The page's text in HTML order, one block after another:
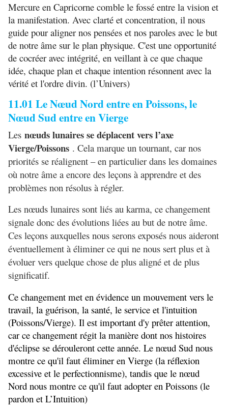
Mercure en Capricorne comble le fossé entre la vision et
la manifestation. Avec clarté et concentration, il nous
guide pour aligner nos pensées et nos paroles avec le but
de notre âme sur le plan physique. C'est une opportunité
de cocréer avec intégrité, en veillant à ce que chaque
idée, chaque plan et chaque intention résonnent avec la
vérité et l'ordre divin. (l’Univers)
11.01Le Nœud Nord entre en Poissons, le
Nœud Sud entre en Vierge
Les nœuds lunaires se déplacent vers l’axe
Vierge/Poissons . Cela marque un tournant, car nos
priorités se réalignent –en particulier dans les domaines
où notre âme a encore des leçons à apprendre et des
problèmes non résolus à régler.
Les nœuds lunaires sont liés au karma, ce changement
signale donc des évolutions liées au but de notre âme.
Ces leçons auxquelles nous serons exposés nous aideront
éventuellement à éliminer ce qui ne nous sert plus et à
évoluer vers quelque chose de plus aligné et de plus
significatif.
Ce changement met en évidence un mouvement vers le
travail, la guérison, la santé, le service et l'intuition
(Poissons/Vierge). Il est important d'y prêter attention,
car ce changement régit la manière dont nos histoires
d'éclipse se dérouleront cette année. Le nœud Sud nous
montre ce qu'il faut éliminer en Vierge (la réflexion
excessive et le perfectionnisme), tandis que le nœud
Nord nous montre ce qu'il faut adopter en Poissons (le
pardon et L’Intuition)